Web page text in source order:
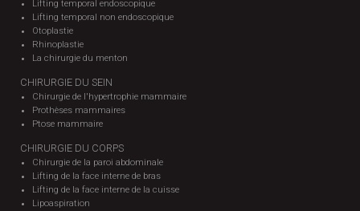
Lifting temporal endoscopique
Lifting temporal non endoscopique
Otoplastie
Rhinoplastie
La chirurgie du menton
CHIRURGIE DU SEIN
Chirurgie de l'hypertrophie mammaire
Prothèses mammaires
Ptose mammaire
CHIRURGIE DU CORPS
Chirurgie de la paroi abdominale
Lifting de la face interne de bras
Lifting de la face interne de la cuisse
Lipoaspiration